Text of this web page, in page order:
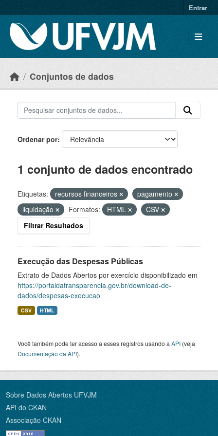
Entrar
Conjuntos de dados
Ordenar por
1 conjunto de dados encontrado
Etiquetas: recursos financeiros
pagamento
liquidação
Formatos: HTML
CSV
Filtrar Resultados
Execução das Despesas Públicas
Extrato de Dados Abertos por exercício disponibilizado em
https://portaldatransparencia.gov.br/download-de-
dados/despesas-execucao
CSV HTML
Você também pode ter acesso a esses registros usando a API (veja
Documentação da API).
Sobre Dados Abertos UFVJM
API do CKAN
Associação CKAN